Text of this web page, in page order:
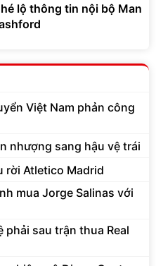
lộ thông tin nội bộ Man
Việt Nam phản công
nhượng sang hậu vệ trái
rời Atletico Madrid
mua Jorge Salinas với
phải sau trận thua Real